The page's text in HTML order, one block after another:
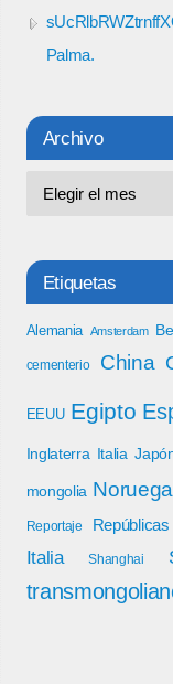
Palma.
Archivo
Etiquetas
Alemania Amsterdam
cementerio China
EEUU Egipto
Inglaterra Italia
mongolia Noruega
Reportaje
Italia
Shanghai